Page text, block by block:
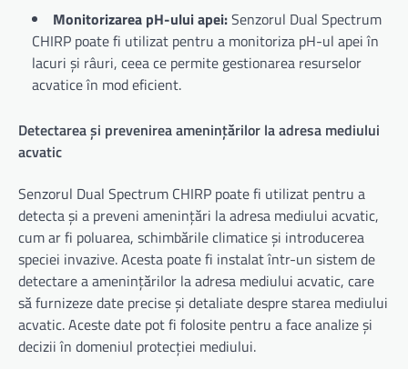
Monitorizarea pH-ului apei:Senzorul Dual Spectrum
CHIRP poate fi utilizat pentru a monitoriza pH-ul apei în
lacuri și râuri, ceea ce permite gestionarea resurselor
acvatice în mod eficient.
Detectarea și prevenirea amenințărilor la adresa mediului
acvatic
Senzorul Dual Spectrum CHIRP poate fi utilizat pentru a
detecta și a preveni amenințări la adresa mediului acvatic,
cum ar fi poluarea, schimbările climatice și introducerea
speciei invazive. Acesta poate fi instalat într-un sistem de
detectare a amenințărilor la adresa mediului acvatic, care
să furnizeze date precise și detaliate despre starea mediului
acvatic. Aceste date pot fi folosite pentru a face analize și
decizii în domeniul protecției mediului.